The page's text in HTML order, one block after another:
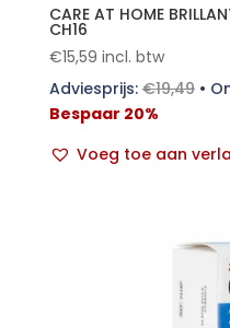
CARE AT HOME
CH16
€15,59 incl. btw
Adviesprijs:€19,49•
Bespaar 20%
Voeg toe aan